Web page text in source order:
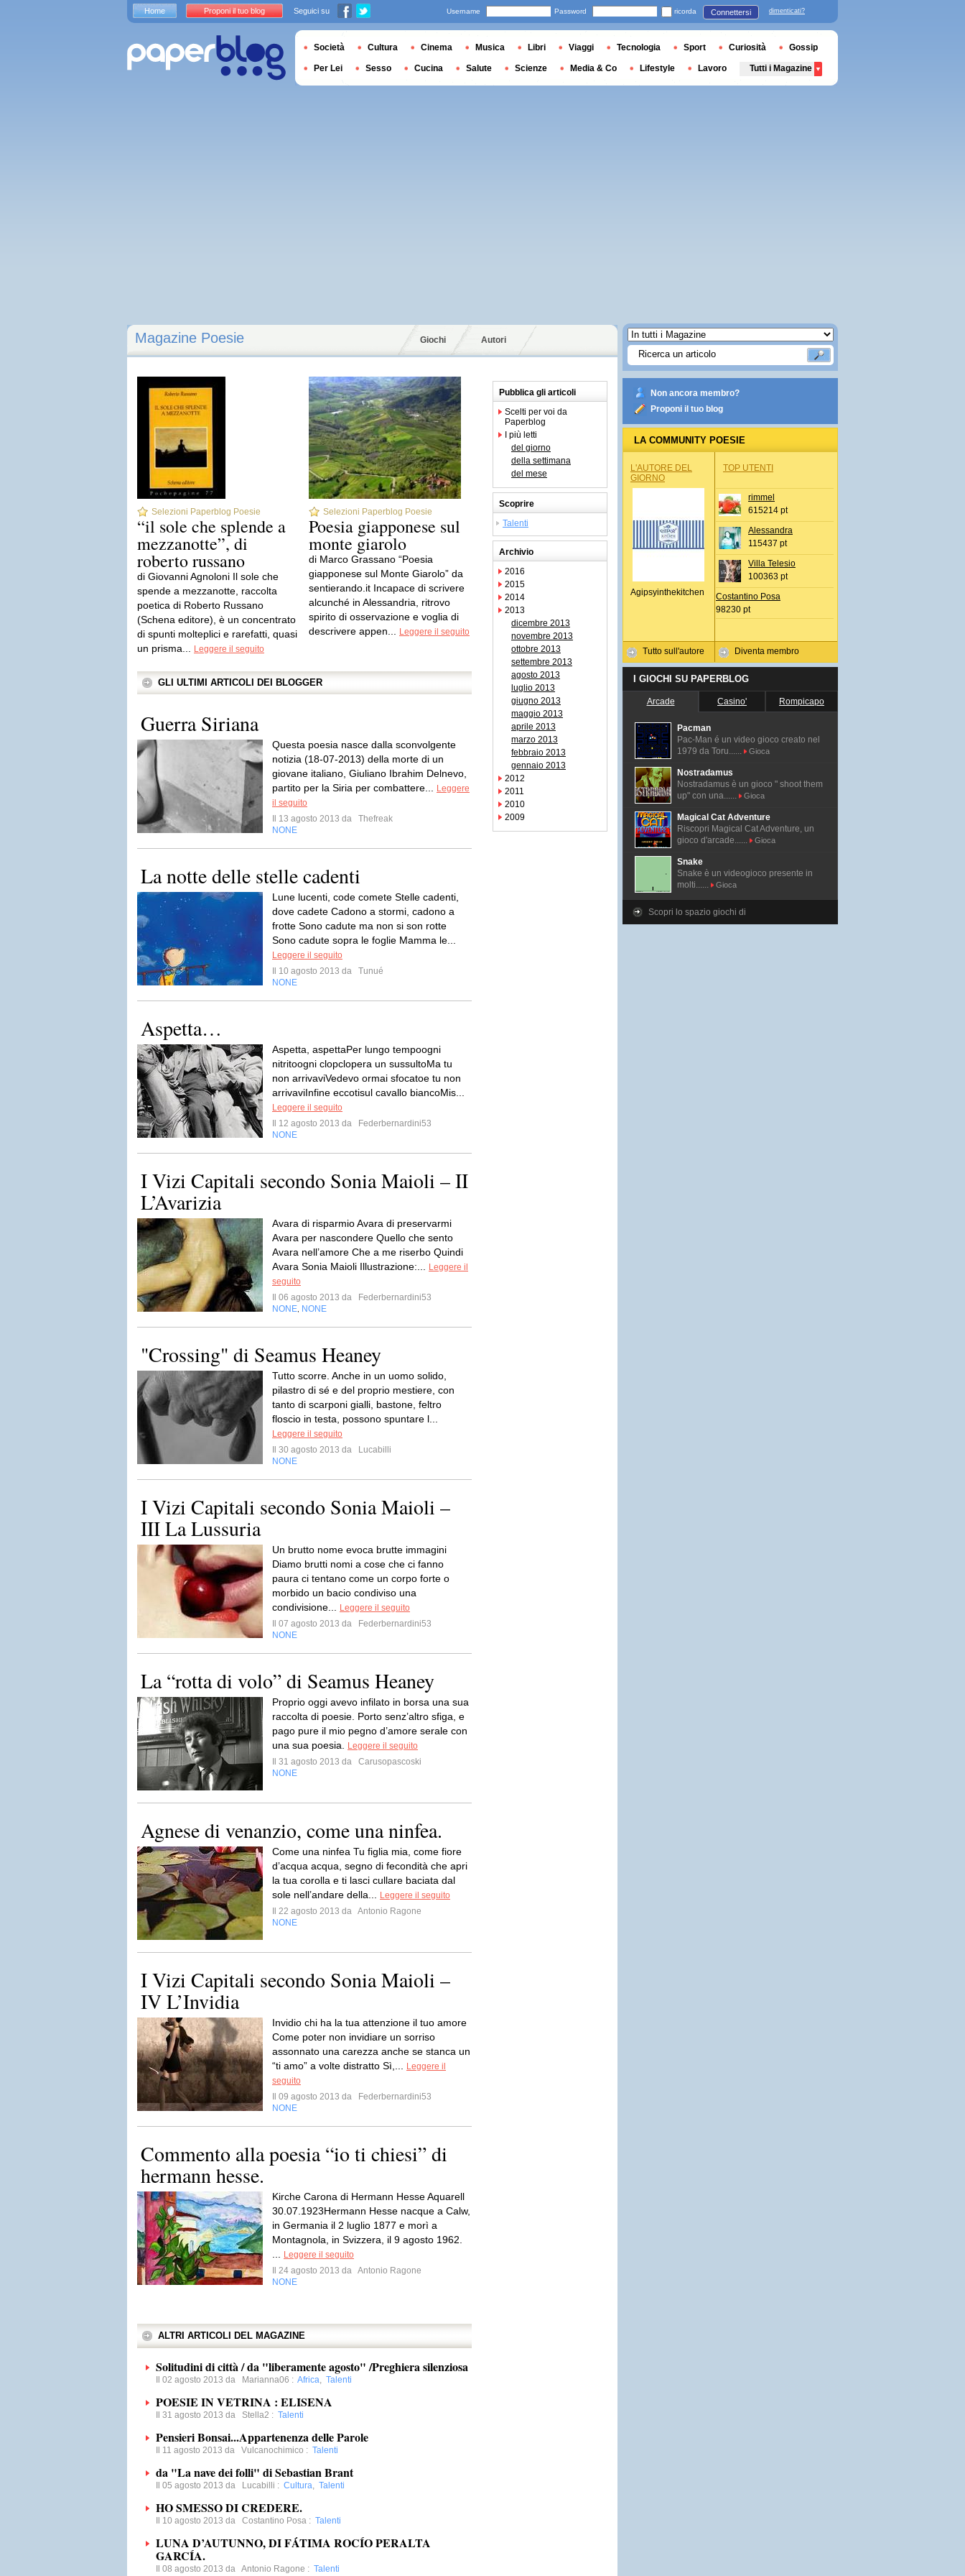
Magazine Poesie Giochi Autori
Selezioni Paperblog Poesie
“il sole che splende a
mezzanotte”, di
roberto russano
di Giovanni Agnoloni Il sole che
spende a mezzanotte, raccolta
poetica di Roberto Russano
(Schena editore), è un concentrato
di spunti molteplici e rarefatti, quasi
un prisma...
Leggere il seguito
Selezioni Paperblog Poesie
Poesia giapponese sul
monte giarolo
di Marco Grassano “Poesia
giapponese sul Monte Giarolo” da
sentierando.it Incapace di scrivere
alcunché in Alessandria, ritrovo
spirito di osservazione e voglia di
descrivere appen...
Leggere il seguito
GLI ULTIMI ARTICOLI DEI BLOGGER
Guerra Siriana
Questa poesia nasce dalla sconvolgente
notizia (18-07-2013) della morte di un
giovane italiano, Giuliano Ibrahim Delnevo,
partito per la Siria per combattere...
Leggere
il seguito
Il 13 agosto 2013 da
Thefreak
NONE
La notte delle stelle cadenti
Lune lucenti, code comete Stelle cadenti,
dove cadete Cadono a stormi, cadono a
frotte Sono cadute ma non si son rotte
Sono cadute sopra le foglie Mamma le...
Leggere il seguito
Il 10 agosto 2013 da
Tunué
NONE
Aspetta…
Aspetta, aspettaPer lungo tempoogni
nitritoogni clopclopera un sussultoMa tu
non arrivaviVedevo ormai sfocatoe tu non
arrivaviInfine eccotisul cavallo biancoMis...
Leggere il seguito
Il 12 agosto 2013 da
Federbernardini53
NONE
I Vizi Capitali secondo Sonia Maioli – II
L’Avarizia
Avara di risparmio Avara di preservarmi
Avara per nascondere Quello che sento
Avara nell’amore Che a me riserbo Quindi
Avara Sonia Maioli Illustrazione:...
Leggere il
seguito
Il 06 agosto 2013 da
Federbernardini53
NONE NONE
"Crossing" di Seamus Heaney
Tutto scorre. Anche in un uomo solido,
pilastro di sé e del proprio mestiere, con
tanto di scarponi gialli, bastone, feltro
floscio in testa, possono spuntare l...
Leggere il seguito
Il 30 agosto 2013 da
Lucabilli
NONE
I Vizi Capitali secondo Sonia Maioli –
III La Lussuria
Un brutto nome evoca brutte immagini
Diamo brutti nomi a cose che ci fanno
paura ci tentano come un corpo forte o
morbido un bacio condiviso una
condivisione...
Leggere il seguito
Il 07 agosto 2013 da
Federbernardini53
NONE
La “rotta di volo” di Seamus Heaney
Proprio oggi avevo infilato in borsa una sua
raccolta di poesie. Porto senz’altro sfiga, e
pago pure il mio pegno d’amore serale con
una sua poesia.
Leggere il seguito
Il 31 agosto 2013 da
Carusopascoski
NONE
Agnese di venanzio, come una ninfea.
Come una ninfea Tu figlia mia, come fiore
d’acqua acqua, segno di fecondità che apri
la tua corolla e ti lasci cullare baciata dal
sole nell’andare della...
Leggere il seguito
Il 22 agosto 2013 da Antonio Ragone
NONE
I Vizi Capitali secondo Sonia Maioli –
IV L’Invidia
Invidio chi ha la tua attenzione il tuo amore
Come poter non invidiare un sorriso
assonnato una carezza anche se stanca un
“ti amo” a volte distratto Sì,...
Leggere il
seguito
Il 09 agosto 2013 da
Federbernardini53
NONE
Commento alla poesia “io ti chiesi” di
hermann hesse.
Kirche Carona di Hermann Hesse Aquarell
30.07.1923Hermann Hesse nacque a Calw,
in Germania il 2 luglio 1877 e morì a
Montagnola, in Svizzera, il 9 agosto 1962.
Leggere il seguito
Il 24 agosto 2013 da Antonio Ragone
NONE
ALTRI ARTICOLI DEL MAGAZINE
Solitudini di città / da "liberamente agosto" /Preghiera silenziosa
Il 02 agosto 2013 da Marianna06 : Africa, Talenti
POESIE IN VETRINA : ELISENA
Il 31 agosto 2013 da Stella2 : Talenti
Pensieri Bonsai...Appartenenza delle Parole
Il 11 agosto 2013 da Vulcanochimico : Talenti
da "La nave dei folli" di Sebastian Brant
Il 05 agosto 2013 da Lucabilli : Cultura, Talenti
HO SMESSO DI CREDERE.
Il 10 agosto 2013 da Costantino Posa : Talenti
LUNA D’AUTUNNO, DI FÁTIMA ROCÍO PERALTA
GARCÍA.
Il 08 agosto 2013 da Antonio Ragone : Talenti
Pubblica gli articoli
Scelti per voi da
Paperblog
I più letti
del giorno
della settimana
del mese
Scoprire
Talenti
Archivio
2016
2015
2014
2013
dicembre 2013
novembre 2013
ottobre 2013
settembre 2013
agosto 2013
luglio 2013
giugno 2013
maggio 2013
aprile 2013
marzo 2013
febbraio 2013
gennaio 2013
2012
2011
2010
2009
Non ancora membro?
Proponi il tuo blog
LA COMMUNITY POESIE
L'AUTORE DEL
GIORNO
Agipsyinthekitchen
Tutto sull'autore
TOP UTENTI
rimmel
615214 pt
Alessandra
115437 pt
Villa Telesio
100363 pt
Costantino Posa
98230 pt
Diventa membro
I GIOCHI SU PAPERBLOG
Arcade Casino' Rompicapo
Pacman
Pac-Man é un video gioco creato nel
1979 da Toru......
Gioca
Nostradamus
Nostradamus è un gioco " shoot them
up" con una......
Gioca
Magical Cat Adventure
Riscopri Magical Cat Adventure, un
gioco d'arcade......
Gioca
Snake
Snake è un videogioco presente in
molti......
Gioca
Scopri lo spazio giochi di
Home Proponi il tuo blog Seguici su Username Password ricorda Connettersi dimenticati?
Società Cultura Cinema Musica Libri Viaggi Tecnologia Sport Curiosità Gossip
Per Lei Sesso Cucina Salute Scienze Media & Co Lifestyle Lavoro Tutti i Magazine